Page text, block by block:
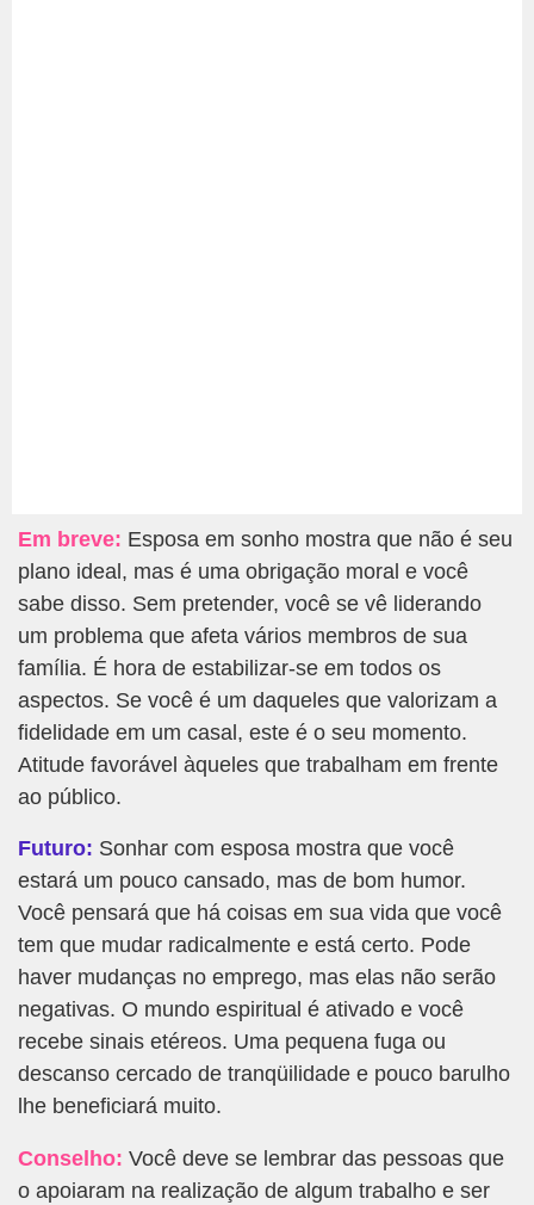
Em breve: Esposa em sonho mostra que não é seu
plano ideal, mas é uma obrigação moral e você
sabe disso. Sem pretender, você se vê liderando
um problema que afeta vários membros de sua
família. É hora de estabilizar-se em todos os
aspectos. Se você é um daqueles que valorizam a
fidelidade em um casal, este é o seu momento.
Atitude favorável àqueles que trabalham em frente
ao público.
Futuro: Sonhar com esposa mostra que você
estará um pouco cansado, mas de bom humor.
Você pensará que há coisas em sua vida que você
tem que mudar radicalmente e está certo. Pode
haver mudanças no emprego, mas elas não serão
negativas. O mundo espiritual é ativado e você
recebe sinais etéreos. Uma pequena fuga ou
descanso cercado de tranqüilidade e pouco barulho
lhe beneficiará muito.
Conselho: Você deve se lembrar das pessoas que
o apoiaram na realização de algum trabalho e ser